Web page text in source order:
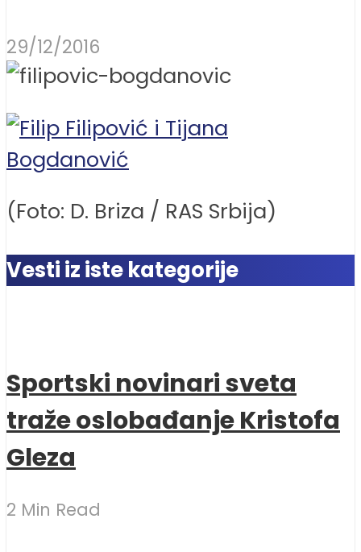
29/12/2016
(Foto: D. Briza / RAS Srbija)
Vesti iz iste kategorije
Sportski novinari sveta
traže oslobađanje Kristofa
Gleza
2 Min Read